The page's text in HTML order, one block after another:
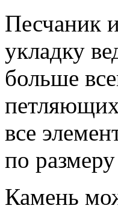
Песчаник
укладку
больше
все
по
Камень